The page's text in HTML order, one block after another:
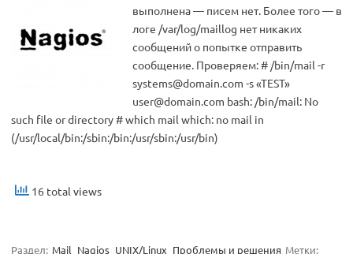
выполнена — писем нет. Более того — в
логе /var/log/maillog нет никаких
сообщений о попытке отправить
сообщение. Проверяем: # /bin/mail -r
systems@domain.com -s «TEST»
user@domain.com bash: /bin/mail: No
such file or directory # which mail which: no mail in
(/usr/local/bin:/sbin:/bin:/usr/sbin:/usr/bin)
16 total views
Раздел: Mail Nagios UNIX/Linux Проблемы и решения Метки: